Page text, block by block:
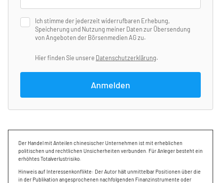
Ich stimme der jederzeit widerrufbaren Erhebung,
Speicherung und Nutzung meiner Daten zur Übersendung
von Angeboten der Börsenmedien AG zu.
Hier finden Sie unsere Datenschutzerklärung.
Anmelden
Der Handel mit Anteilen chinesischer Unternehmen ist mit erheblichen
politischen und rechtlichen Unsicherheiten verbunden. Für Anleger besteht ein
erhöhtes Totalverlustrisiko.
Hinweis auf Interessenkonflikte: Der Autor hält unmittelbar Positionen über die
in der Publikation angesprochenen nachfolgenden Finanzinstrumente oder